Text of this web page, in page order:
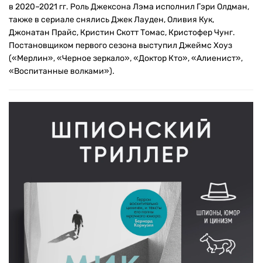
в 2020–2021 гг. Роль Джексона Лэма исполнил Гэри Олдман,
также в сериале снялись Джек Лауден, Оливия Кук,
Джонатан Прайс, Кристин Скотт Томас, Кристофер Чунг.
Постановщиком первого сезона выступил Джеймс Хоуз
(«Мерлин», «Черное зеркало», «Доктор Кто», «Алиенист»,
«Воспитанные волками»).